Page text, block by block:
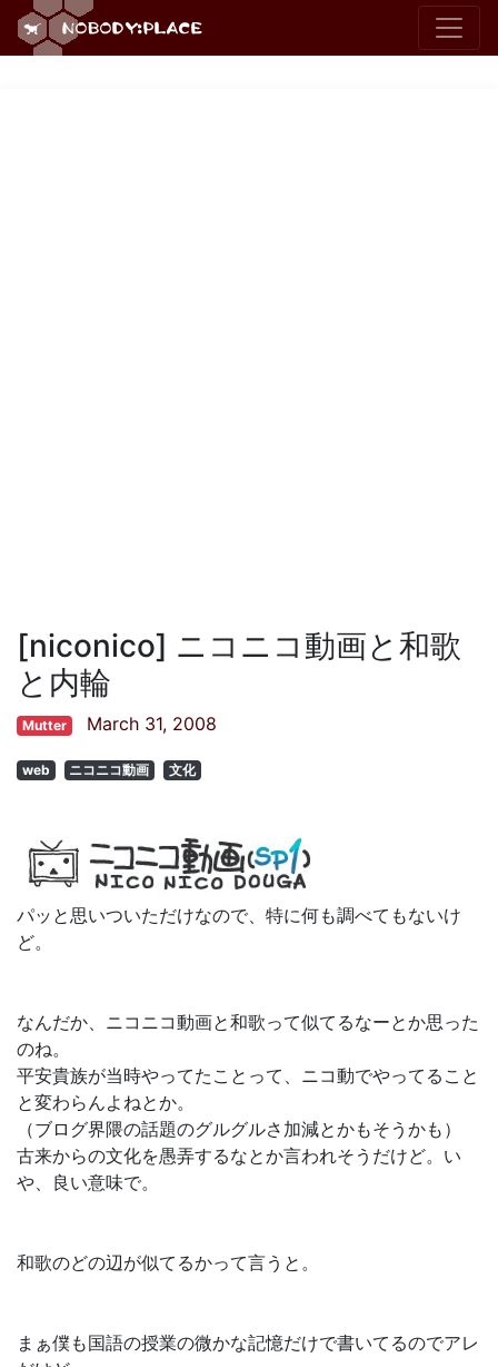
[niconico] ニコニコ動画と和歌
と内輪
Mutter March 31, 2008
web ニコニコ動画 文化
パッと思いついただけなので、特に何も調べてもないけ
ど。
なんだか、ニコニコ動画と和歌って似てるなーとか思った
のね。
平安貴族が当時やってたことって、ニコ動でやってること
と変わらんよねとか。
（ブログ界隈の話題のグルグルさ加減とかもそうかも）
古来からの文化を愚弄するなとか言われそうだけど。い
や、良い意味で。
和歌のどの辺が似てるかって言うと。
まぁ僕も国語の授業の微かな記憶だけで書いてるのでアレ